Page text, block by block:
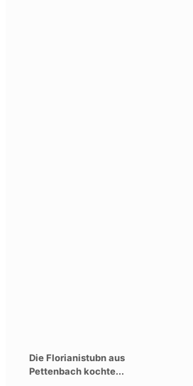
Die Florianistubn aus
Pettenbach kochte...